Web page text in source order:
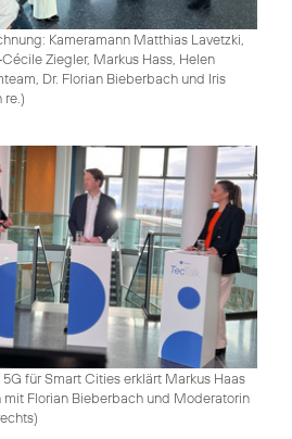
Kameramann Matthias Lavetzki,
Ziegler, Markus Hass, Helen
Dr. Florian Bieberbach und Iris
re.)
für Smart Cities erklärt Markus Haas
mit Florian Bieberbach und Moderatorin